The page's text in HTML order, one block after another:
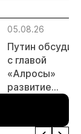
05.08.26
Путин обсудил
с главой
«Алросы»
развитие
золотодобычи